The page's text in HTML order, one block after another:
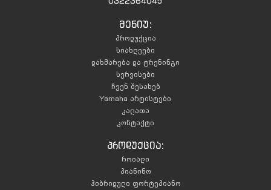
მენიუ:
პროდუქცია
სიახლეები
დახმარება და ტრენინგი
სერვისები
ჩვენ შესახებ
Yamaha არტისტები
კალათა
კონტაქტი
პროდუქცია:
როიალი
პიანინო
ჰიბრიდული ფორტეპიანო